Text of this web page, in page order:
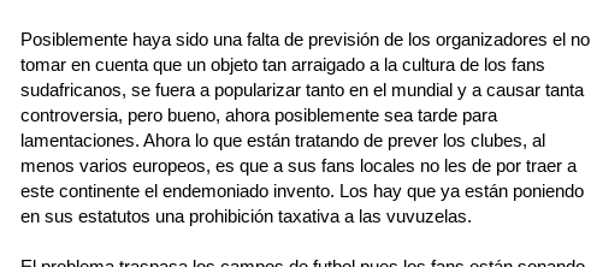
Posiblemente haya sido una falta de previsión de los organizadores el no
tomar en cuenta que un objeto tan arraigado a la cultura de los fans
sudafricanos, se fuera a popularizar tanto en el mundial y a causar tanta
controversia, pero bueno, ahora posiblemente sea tarde para
lamentaciones. Ahora lo que están tratando de prever los clubes, al
menos varios europeos, es que a sus fans locales no les de por traer a
este continente el endemoniado invento. Los hay que ya están poniendo
en sus estatutos una prohibición taxativa a las vuvuzelas.